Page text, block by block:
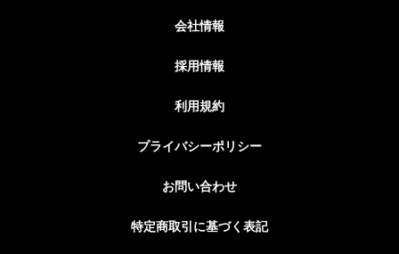
会社情報
採用情報
利用規約
プライバシーポリシー
お問い合わせ
特定商取引に基づく表記